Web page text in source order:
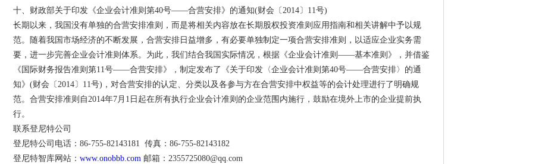
十、财政部关于印发《企业会计准则第40号——合营安排》的通知(财会〔2014〕11号)
长期以来，我国没有单独的合营安排准则，而是将相关内容放在长期股权投资准则应用指南和相关讲解中予以规
范。随着我国市场经济的不断发展，合营安排日益增多，有必要单独制定一项合营安排准则，以适应企业实务需
要，进一步完善企业会计准则体系。为此，我们结合我国实际情况，根据《企业会计准则——基本准则》，并借鉴
《国际财务报告准则第11号——合营安排》，制定发布了《关于印发〈企业会计准则第40号——合营安排〉的通
知》(财会〔2014〕11号)，对合营安排的认定、分类以及各参与方在合营安排中权益等的会计处理进行了明确规
范。合营安排准则自2014年7月1日起在所有执行企业会计准则的企业范围内施行，鼓励在境外上市的企业提前执
行。
联系登尼特公司
登尼特公司电话：86-755-82143181 传真：86-755-82143182
登尼特智库网站： www.onobbb.com 邮箱：2355725080@qq.com